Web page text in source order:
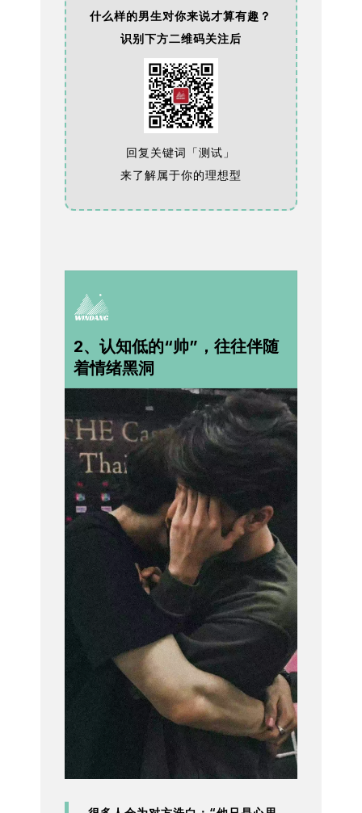
什么样的男生对你来说才算有趣？
识别下方二维码关注后
回复关键词「测试」
来了解属于你的理想型
2、认知低的“帅”，往往伴随
着情绪黑洞